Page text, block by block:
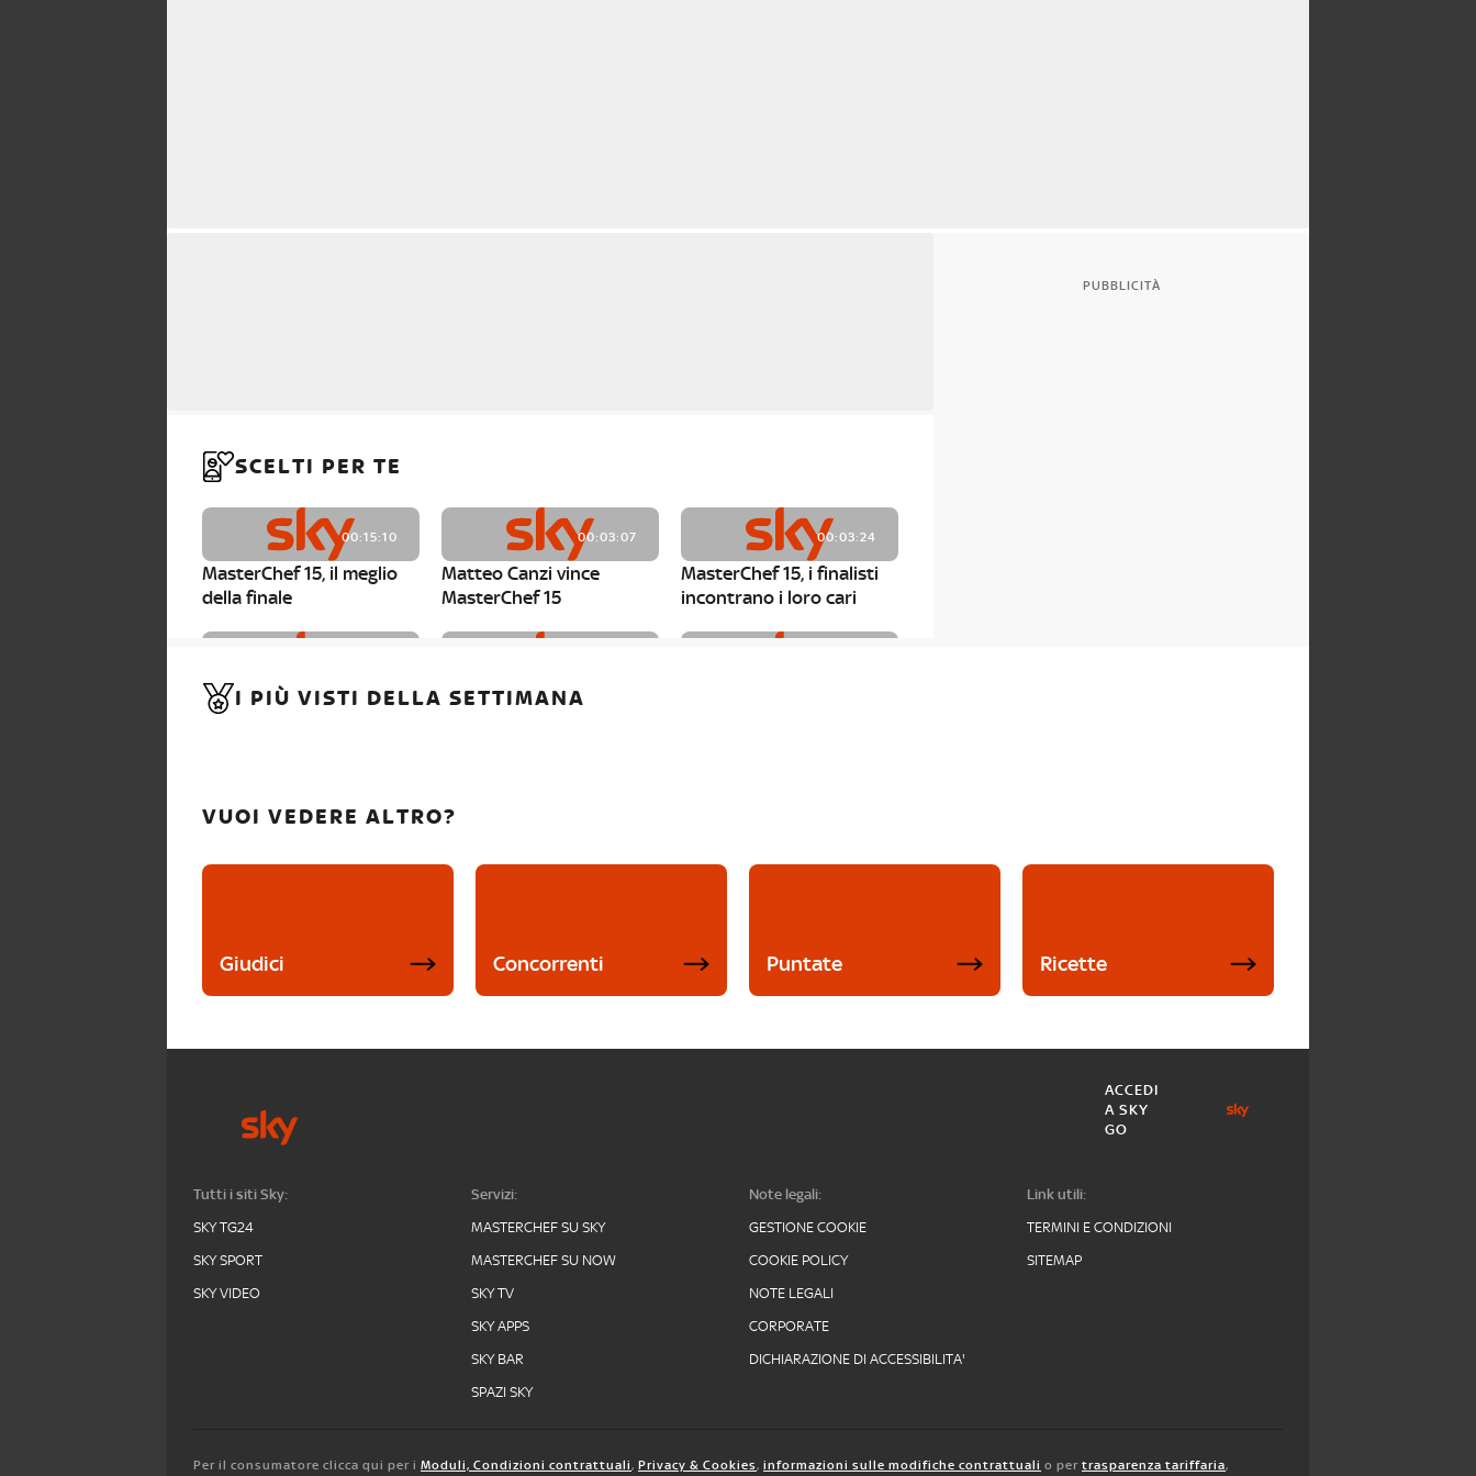
SCELTI PER TE
00:15:10
MasterChef 15, il meglio
della finale
00:03:07
Matteo Canzi vince
MasterChef 15
00:03:24
MasterChef 15, i finalisti
incontrano i loro cari
MasterChef 15, Carlotta è
MasterChef 15, Matteo
PUBBLICITÀ
I PIÙ VISTI DELLA SETTIMANA
VUOI VEDERE ALTRO?
Giudici Concorrenti Puntate Ricette
ACCEDI
A SKY
GO
Tutti i siti Sky:
SKY TG24
SKY SPORT
SKY VIDEO
Servizi:
MASTERCHEF SU SKY
MASTERCHEF SU NOW
SKY TV
SKY APPS
SKY BAR
SPAZI SKY
Note legali:
GESTIONE COOKIE
COOKIE POLICY
NOTE LEGALI
CORPORATE
DICHIARAZIONE DI ACCESSIBILITA'
Link utili:
TERMINI E CONDIZIONI
SITEMAP
Per il consumatore clicca qui per i Moduli, Condizioni contrattuali, Privacy & Cookies, informazioni sulle modifiche contrattuali o per trasparenza tariffaria,